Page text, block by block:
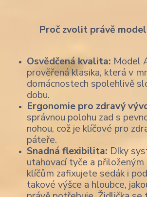
Proč zvolit právě
Osvědčená kvalita: Model
prověřená klasika, která v
domácnostech spolehlivě
dobu.
Ergonomie pro zdravý
správnou polohu zad s
nohou, což je klíčové pro
páteře.
Snadná flexibilita: Díky
utahovací tyče a
klíčům zafixujete sedák i
takové výšce a hloubce,